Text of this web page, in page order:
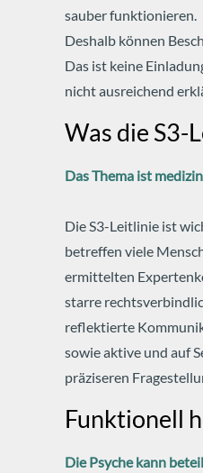
sauber funktionieren.
Deshalb können
Das ist keine
nicht ausreichend
Was die
Das Thema ist
Die S3-Leitlinie ist
betreffen viele
ermittelten
starre
reflektierte
sowie aktive und auf
präziseren
Funktionell
Die Psyche kann